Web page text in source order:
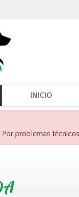
INICIO
Por problemas